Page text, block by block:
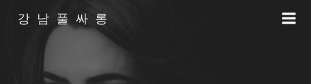
강남풀싸롱